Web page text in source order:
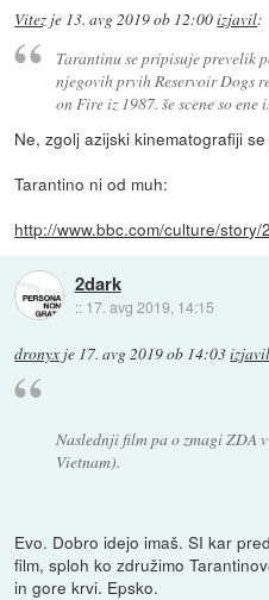
Vitez je 13. avg 2019 ob 12:00izjavil:
Tarantinu se pripisuje prevelik
njegovih prvih Reservoir Dogs
on Fire iz 1987. še scene so ene
Ne, zgolj azijski kinematografiji
Tarantino ni od muh:
http://www.bbc.com/culture/story/
2dark
:: 17. avg 2019, 14:15
dronyx je 17. avg 2019 ob 14:03
Naslednji film pa o zmagi ZDA
Vietnam).
Evo. Dobro idejo imaš. SI kar
film, sploh ko združimo
in gore krvi. Epsko.